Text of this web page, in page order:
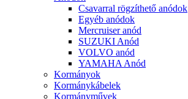
Csavarral rögzíthető anódok
Egyéb anódok
Mercruiser anód
SUZUKI Anód
VOLVO anód
YAMAHA Anód
Kormányok
Kormánykábelek
Kormányművek